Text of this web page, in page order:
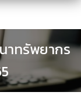
าทรัพยากร